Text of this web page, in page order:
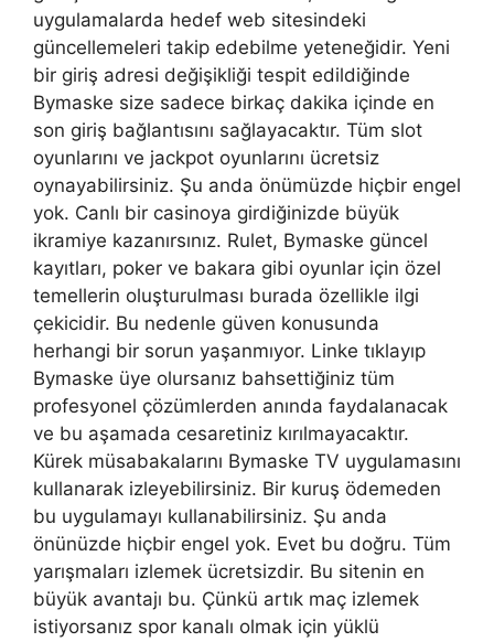
uygulamalarda hedef web sitesindeki
güncellemeleri takip edebilme yeteneğidir. Yeni
bir giriş adresi değişikliği tespit edildiğinde
Bymaske size sadece birkaç dakika içinde en
son giriş bağlantısını sağlayacaktır. Tüm slot
oyunlarını ve jackpot oyunlarını ücretsiz
oynayabilirsiniz. Şu anda önümüzde hiçbir engel
yok. Canlı bir casinoya girdiğinizde büyük
ikramiye kazanırsınız. Rulet, Bymaske güncel
kayıtları, poker ve bakara gibi oyunlar için özel
temellerin oluşturulması burada özellikle ilgi
çekicidir. Bu nedenle güven konusunda
herhangi bir sorun yaşanmıyor. Linke tıklayıp
Bymaske üye olursanız bahsettiğiniz tüm
profesyonel çözümlerden anında faydalanacak
ve bu aşamada cesaretiniz kırılmayacaktır.
Kürek müsabakalarını Bymaske TV uygulamasını
kullanarak izleyebilirsiniz. Bir kuruş ödemeden
bu uygulamayı kullanabilirsiniz. Şu anda
önünüzde hiçbir engel yok. Evet bu doğru. Tüm
yarışmaları izlemek ücretsizdir. Bu sitenin en
büyük avantajı bu. Çünkü artık maç izlemek
istiyorsanız spor kanalı olmak için yüklü